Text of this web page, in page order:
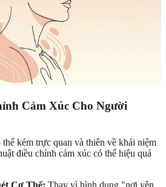
Cảm Xúc Cho Người
kém trực quan và thiên về khái niệm
điều chỉnh cảm xúc có thể hiệu quả